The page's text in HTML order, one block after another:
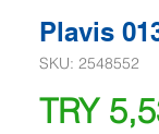
Plavis
SKU: 2548552
TRY